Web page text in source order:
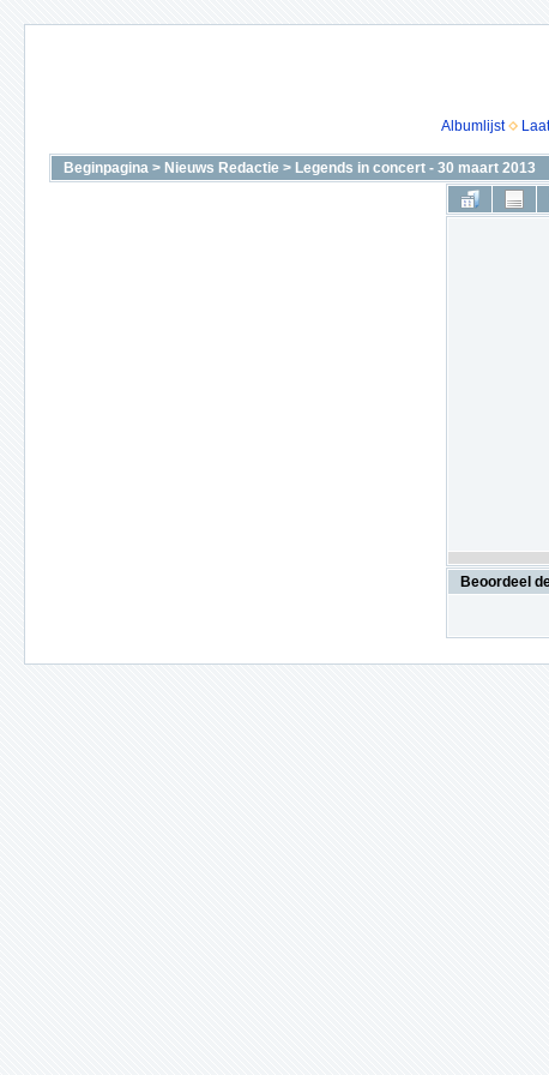
Albumlijst
Beginpagina > Nieuws Redactie > Legends in concert - 30 maart 2013
Beoordeel